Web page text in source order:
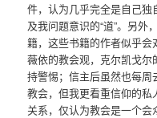
件，认为几乎完全是自己
及我问题意识的“道”。另
籍，这些书籍的作者似乎会
薇依的教会观，克尔凯戈
持警惕；信主后虽然也每
教会，但我更看重信仰的
关系，仅认为教会是一个